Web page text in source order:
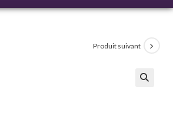
Produit suivant